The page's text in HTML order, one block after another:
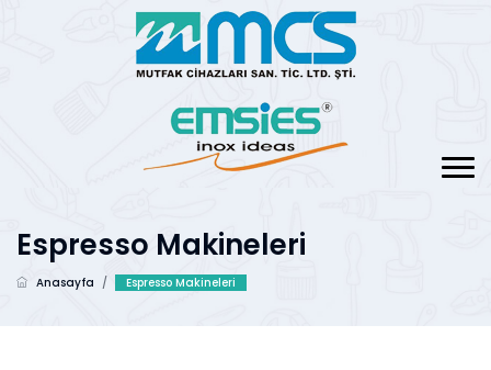
Espresso Makineleri
Anasayfa / Espresso Makineleri